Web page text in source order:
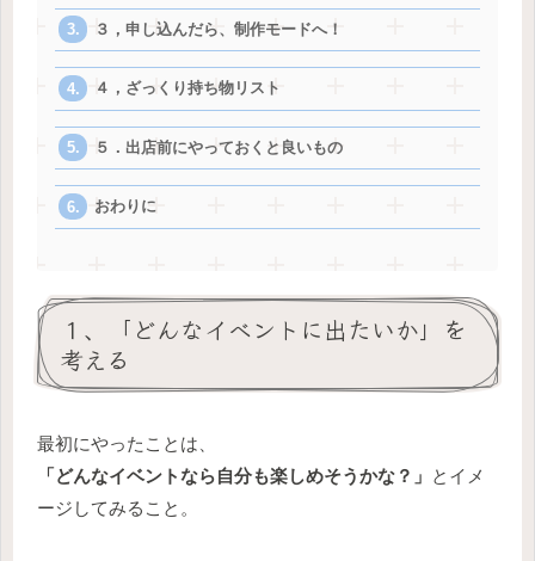
３，申し込んだら、制作モードへ！
４，ざっくり持ち物リスト
５．出店前にやっておくと良いもの
おわりに
１、「どんなイベントに出たいか」を
考える
最初にやったことは、
「どんなイベントなら自分も楽しめそうかな？」 とイメ
ージしてみること。